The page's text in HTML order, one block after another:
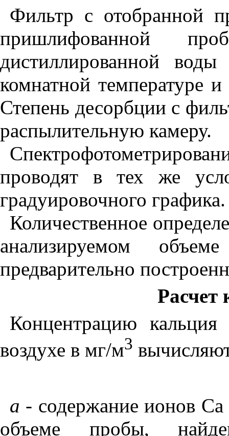
Фильтр с отобранной
пришлифованной
дистиллированной
комнатной температуре
Степень десорбции с
распылительную камеру.
Спектрофотомет
проводят втех же
градуировочного графика.
Количественное
анализируемом
предварительно
Расчет
Концентрацию кальция
воздухе в мг/м3
а - содержание ионов
объеме пробы,